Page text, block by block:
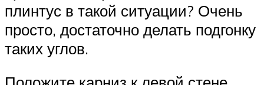
плинтус в такой ситуации? Очень
просто, достаточно делать подгонку
таких углов.